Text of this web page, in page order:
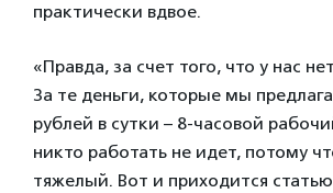
практически вдвое.
«Правда, за счет того, что у нас
За те деньги, которые мы
рублей в сутки – 8-часовой
никто работать не идет, потому
тяжелый. Вот и приходится